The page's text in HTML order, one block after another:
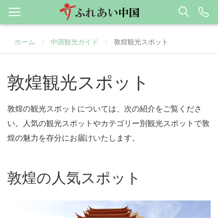
ホーム / 中国観光ガイド / 敦煌観光スポット
敦煌観光スポット
敦煌の観光スポットについては、次の紹介をご覧くださ
い。人気の観光スポットやカテゴリー別観光スポットで敦
煌の魅力を存分にお届けいたします。
敦煌の人気スポット